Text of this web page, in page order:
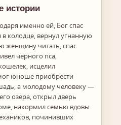
истории
именно ей, Бог спас
колодце, вернул угнанную
женщину читать, спас
черного пса,
исцелил
юноше приобрести
а молодому человеку —
озера, открыл дверь
накормил семью вдовы
починивших